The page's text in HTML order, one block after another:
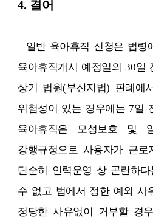
4. 결어
일반 육아휴직 신청은 법령
육아휴직개시 예정일의 30일
상기 법원(부산지법) 판례에
위험성이 있는 경우에는 7일
육아휴직은 모성보호 및
강행규정으로 사용자가 근
단순히 인력운영 상 곤란하
수 없고 법에서 정한 예외 사
정당한 사유없이 거부할 경